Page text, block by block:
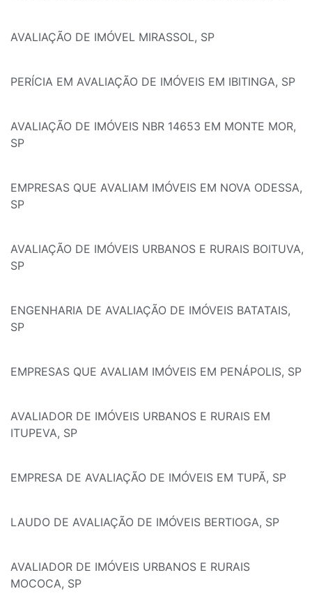
AVALIAÇÃO DE IMÓVEL MIRASSOL, SP
PERÍCIA EM AVALIAÇÃO DE IMÓVEIS EM IBITINGA, SP
AVALIAÇÃO DE IMÓVEIS NBR 14653 EM MONTE MOR,
SP
EMPRESAS QUE AVALIAM IMÓVEIS EM NOVA ODESSA,
SP
AVALIAÇÃO DE IMÓVEIS URBANOS E RURAIS BOITUVA,
SP
ENGENHARIA DE AVALIAÇÃO DE IMÓVEIS BATATAIS,
SP
EMPRESAS QUE AVALIAM IMÓVEIS EM PENÁPOLIS, SP
AVALIADOR DE IMÓVEIS URBANOS E RURAIS EM
ITUPEVA, SP
EMPRESA DE AVALIAÇÃO DE IMÓVEIS EM TUPÃ, SP
LAUDO DE AVALIAÇÃO DE IMÓVEIS BERTIOGA, SP
AVALIADOR DE IMÓVEIS URBANOS E RURAIS
MOCOCA, SP